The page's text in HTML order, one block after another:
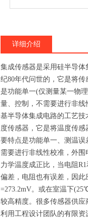
详细介绍
集成传感器是采用硅半导
纪80年代问世的，它是将
是功能单一(仅测量某一物
量、控制，不需要进行非
基半导体集成电路的工艺
度传感器，它是将温度传
要特点是功能单一、测温
需要进行非线性校准，外
力学温度成正比，当电阻
偏差，电阻也有误差，因
=273.2mV。或在室温下
较高精度。很多传感器供
利用工程设计团队的有限